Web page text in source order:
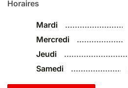
Horaires
Mardi
Mercredi
Jeudi
Samedi